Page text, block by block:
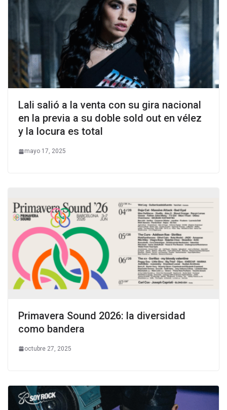
Lali salió a la venta con su gira nacional
en la previa a su doble sold out en vélez
y la locura es total
mayo 17, 2025
Primavera Sound 2026: la diversidad
como bandera
octubre 27, 2025